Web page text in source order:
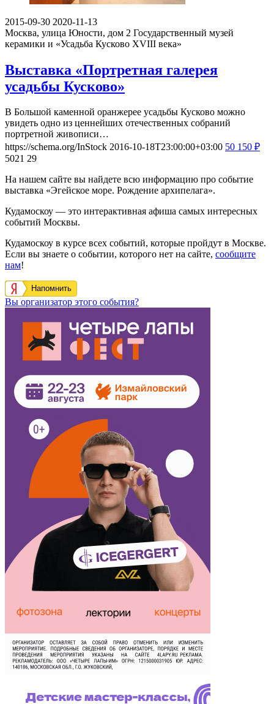
2015-09-30 2020-11-13
Москва, улица Юности, дом 2 Государственный музей
керамики и «Усадьба Кусково XVIII века»
Выставка «Портретная галерея
усадьбы Кусково»
В Большой каменной оранжерее усадьбы Кусково можно
увидеть одно из ценнейших отечественных собраний
портретной живописи…
https://schema.org/InStock 2016-10-18T23:00:00+03:00 50 150 ₽
5021 29
На нашем сайте вы найдете всю информацию про событие
выставка «Эгейское море. Рождение архипелага».
Кудамоскоу — это интерактивная афиша самых интересных
событий Москвы.
Кудамоскоу в курсе всех событий, которые пройдут в Москве.
Если вы знаете о событии, которого нет на сайте, сообщите
нам!
Напомнить
Вы организатор этого события?